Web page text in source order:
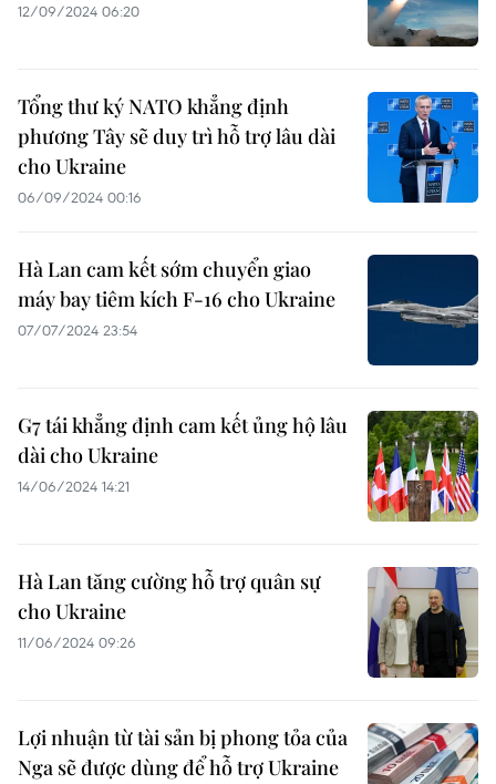
12/09/2024 06:20
Tổng thư ký NATO khẳng định
phương Tây sẽ duy trì hỗ trợ lâu dài
cho Ukraine
06/09/2024 00:16
Hà Lan cam kết sớm chuyển giao
máy bay tiêm kích F-16 cho Ukraine
07/07/2024 23:54
G7 tái khẳng định cam kết ủng hộ lâu
dài cho Ukraine
14/06/2024 14:21
Hà Lan tăng cường hỗ trợ quân sự
cho Ukraine
11/06/2024 09:26
Lợi nhuận từ tài sản bị phong tỏa của
Nga sẽ được dùng để hỗ trợ Ukraine